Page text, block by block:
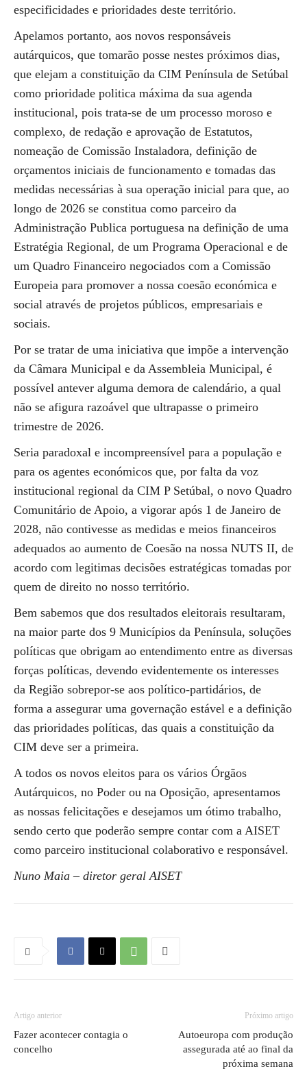
especificidades e prioridades deste território.
Apelamos portanto, aos novos responsáveis
autárquicos, que tomarão posse nestes próximos dias,
que elejam a constituição da CIM Península de Setúbal
como prioridade politica máxima da sua agenda
institucional, pois trata-se de um processo moroso e
complexo, de redação e aprovação de Estatutos,
nomeação de Comissão Instaladora, definição de
orçamentos iniciais de funcionamento e tomadas das
medidas necessárias à sua operação inicial para que, ao
longo de 2026 se constitua como parceiro da
Administração Publica portuguesa na definição de uma
Estratégia Regional, de um Programa Operacional e de
um Quadro Financeiro negociados com a Comissão
Europeia para promover a nossa coesão económica e
social através de projetos públicos, empresariais e
sociais.
Por se tratar de uma iniciativa que impõe a intervenção
da Câmara Municipal e da Assembleia Municipal, é
possível antever alguma demora de calendário, a qual
não se afigura razoável que ultrapasse o primeiro
trimestre de 2026.
Seria paradoxal e incompreensível para a população e
para os agentes económicos que, por falta da voz
institucional regional da CIM P Setúbal, o novo Quadro
Comunitário de Apoio, a vigorar após 1 de Janeiro de
2028, não contivesse as medidas e meios financeiros
adequados ao aumento de Coesão na nossa NUTS II, de
acordo com legitimas decisões estratégicas tomadas por
quem de direito no nosso território.
Bem sabemos que dos resultados eleitorais resultaram,
na maior parte dos 9 Municípios da Península, soluções
políticas que obrigam ao entendimento entre as diversas
forças políticas, devendo evidentemente os interesses
da Região sobrepor-se aos político-partidários, de
forma a assegurar uma governação estável e a definição
das prioridades políticas, das quais a constituição da
CIM deve ser a primeira.
A todos os novos eleitos para os vários Órgãos
Autárquicos, no Poder ou na Oposição, apresentamos
as nossas felicitações e desejamos um ótimo trabalho,
sendo certo que poderão sempre contar com a AISET
como parceiro institucional colaborativo e responsável.
Nuno Maia – diretor geral AISET
Artigo anterior
Fazer acontecer contagia o
concelho
Próximo artigo
Autoeuropa com produção
assegurada até ao final da
próxima semana